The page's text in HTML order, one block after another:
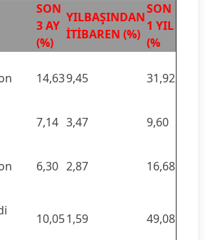
SON
3 AY
(%)
YILBAŞINDAN
İTİBAREN (%)
SON
1 YIL
(%
14,639,45 31,92
7,14 3,47 9,60
6,30 2,87 16,68
10,051,59 49,08